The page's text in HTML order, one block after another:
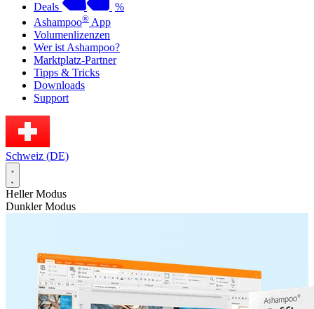
Deals
%
Ashampoo® App
Volumenlizenzen
Wer ist Ashampoo?
Marktplatz-Partner
Tipps & Tricks
Downloads
Support
Schweiz (DE)
Heller Modus
Dunkler Modus